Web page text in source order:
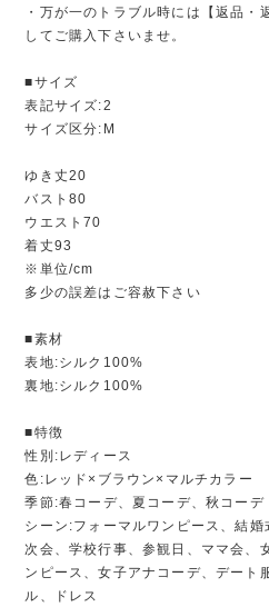
・万が一のトラブル時には【返品・
してご購入下さいませ。
■サイズ
表記サイズ:2
サイズ区分:M
ゆき丈20
バスト80
ウエスト70
着丈93
※単位/cm
多少の誤差はご容赦下さい
■素材
表地:シルク100%
裏地:シルク100%
■特徴
性別:レディース
色:レッド×ブラウン×マルチカラー
季節:春コーデ、夏コーデ、秋コーデ
シーン:フォーマルワンピース、結
次会、学校行事、参観日、ママ会、
ンピース、女子アナコーデ、デート
ル、ドレス